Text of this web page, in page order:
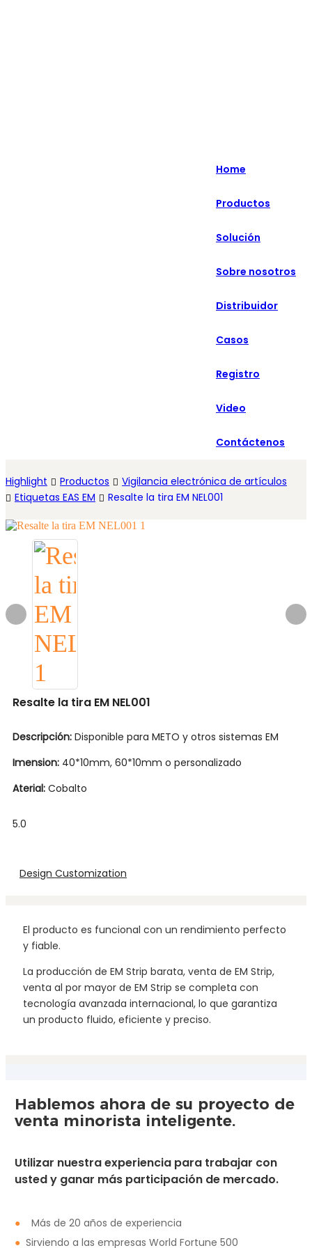
русский
Español
Home
Productos
Solución
Sobre nosotros
Distribuidor
Casos
Registro
Video
Contáctenos
Highlight Productos
Vigilancia electrónica de artículos
Etiquetas EAS EM
Resalte la tira EM NEL001
Resalte la tira EM NEL001
Descripción: Disponible para METO y otros sistemas EM
Imension: 40*10mm, 60*10mm o personalizado
Aterial: Cobalto
5.0
Design Customization
El producto es funcional con un rendimiento perfecto
y fiable.
La producción de EM Strip barata, venta de EM Strip,
venta al por mayor de EM Strip se completa con
tecnología avanzada internacional, lo que garantiza
un producto fluido, eficiente y preciso.
Hablemos ahora de su proyecto de
venta minorista inteligente.
Utilizar nuestra experiencia para trabajar con
usted y ganar más participación de mercado.
●
Más de 20 años de experiencia
●Sirviendo a las empresas World Fortune 500